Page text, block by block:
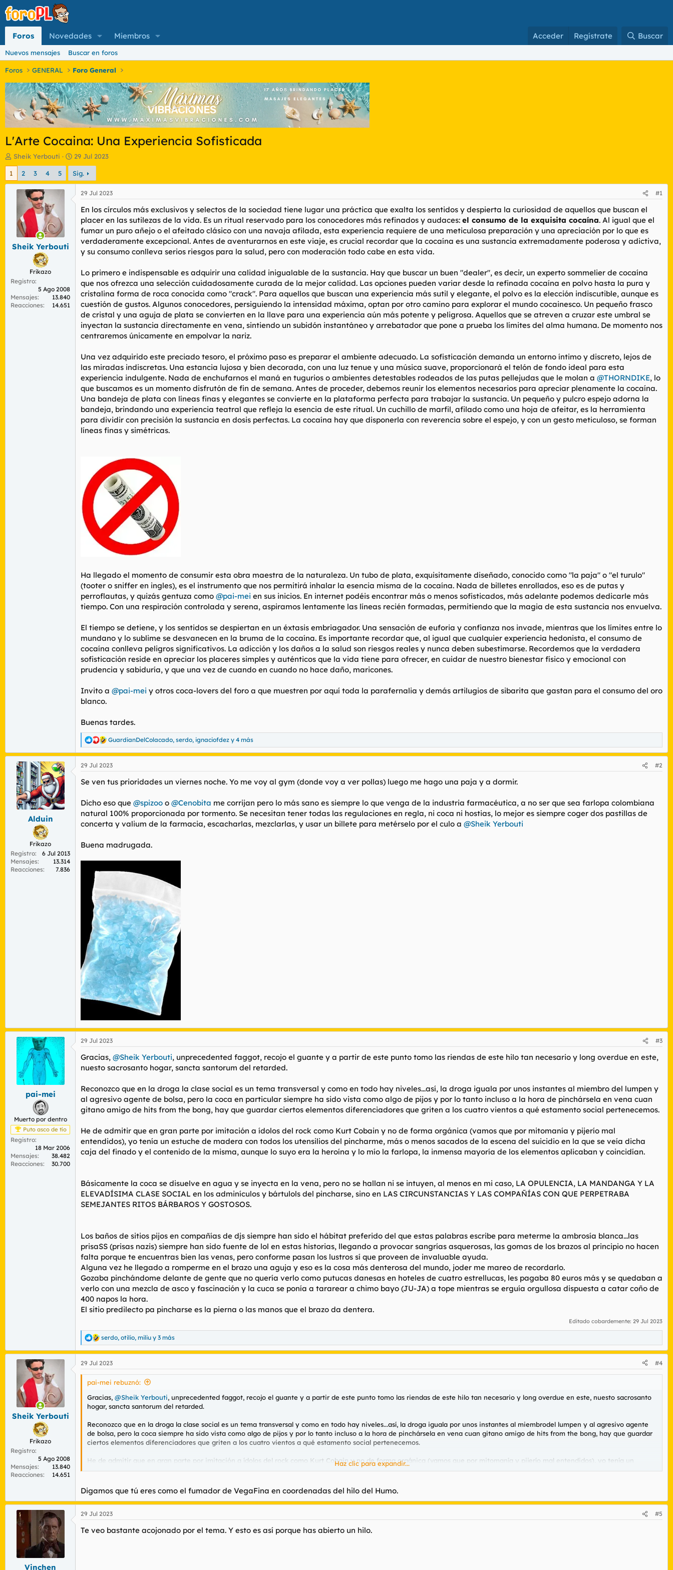
Foros Novedades Miembros Acceder Regístrate Buscar
Nuevos mensajes Buscar en foros
Foros GENERAL Foro General
L'Arte Cocaina: Una Experiencia Sofisticada
I
n
c
d
e
m
Sheik Yerbouti
F
e
c
h
d
29 Jul 2023
1 2 3 4 5 Sig.
Sheik Yerbouti
Frikazo
Registro
5 Ago 2008
Mensajes
13.840
Reacciones
14.651
29 Jul 2023 #1
En los círculos más exclusivos y selectos de la sociedad tiene lugar una práctica que exalta los sentidos y despierta la curiosidad de aquellos que buscan el
placer en las sutilezas de la vida. Es un ritual reservado para los conocedores más refinados y audaces: el consumo de la exquisita cocaína. Al igual que el
fumar un puro añejo o el afeitado clásico con una navaja afilada, esta experiencia requiere de una meticulosa preparación y una apreciación por lo que es
verdaderamente excepcional. Antes de aventurarnos en este viaje, es crucial recordar que la cocaína es una sustancia extremadamente poderosa y adictiva,
y su consumo conlleva serios riesgos para la salud, pero con moderación todo cabe en esta vida.
Lo primero e indispensable es adquirir una calidad inigualable de la sustancia. Hay que buscar un buen "dealer", es decir, un experto sommelier de cocaína
que nos ofrezca una selección cuidadosamente curada de la mejor calidad. Las opciones pueden variar desde la refinada cocaína en polvo hasta la pura y
cristalina forma de roca conocida como "crack". Para aquellos que buscan una experiencia más sutil y elegante, el polvo es la elección indiscutible, aunque es
cuestión de gustos. Algunos conocedores, persiguiendo la intensidad máxima, optan por otro camino para explorar el mundo cocainesco. Un pequeño frasco
de cristal y una aguja de plata se convierten en la llave para una experiencia aún más potente y peligrosa. Aquellos que se atreven a cruzar este umbral se
inyectan la sustancia directamente en vena, sintiendo un subidón instantáneo y arrebatador que pone a prueba los límites del alma humana. De momento nos
centraremos únicamente en empolvar la nariz.
Una vez adquirido este preciado tesoro, el próximo paso es preparar el ambiente adecuado. La sofisticación demanda un entorno íntimo y discreto, lejos de
las miradas indiscretas. Una estancia lujosa y bien decorada, con una luz tenue y una música suave, proporcionará el telón de fondo ideal para esta
experiencia indulgente. Nada de enchufarnos el maná en tugurios o ambientes detestables rodeados de las putas pellejudas que le molan a @THORNDIKE, lo
que buscamos es un momento disfrutón de fin de semana. Antes de proceder, debemos reunir los elementos necesarios para apreciar plenamente la cocaína.
Una bandeja de plata con líneas finas y elegantes se convierte en la plataforma perfecta para trabajar la sustancia. Un pequeño y pulcro espejo adorna la
bandeja, brindando una experiencia teatral que refleja la esencia de este ritual. Un cuchillo de marfil, afilado como una hoja de afeitar, es la herramienta
para dividir con precisión la sustancia en dosis perfectas. La cocaína hay que disponerla con reverencia sobre el espejo, y con un gesto meticuloso, se forman
líneas finas y simétricas.
Ha llegado el momento de consumir esta obra maestra de la naturaleza. Un tubo de plata, exquisitamente diseñado, conocido como "la paja" o "el turulo"
(tooter o sniffer en ingles), es el instrumento que nos permitirá inhalar la esencia misma de la cocaína. Nada de billetes enrollados, eso es de putas y
perroflautas, y quizás gentuza como @pai-mei en sus inicios. En internet podéis encontrar más o menos sofisticados, más adelante podemos dedicarle más
tiempo. Con una respiración controlada y serena, aspiramos lentamente las líneas recién formadas, permitiendo que la magia de esta sustancia nos envuelva.
El tiempo se detiene, y los sentidos se despiertan en un éxtasis embriagador. Una sensación de euforia y confianza nos invade, mientras que los límites entre lo
mundano y lo sublime se desvanecen en la bruma de la cocaína. Es importante recordar que, al igual que cualquier experiencia hedonista, el consumo de
cocaína conlleva peligros significativos. La adicción y los daños a la salud son riesgos reales y nunca deben subestimarse. Recordemos que la verdadera
sofisticación reside en apreciar los placeres simples y auténticos que la vida tiene para ofrecer, en cuidar de nuestro bienestar físico y emocional con
prudencia y sabiduría, y que una vez de cuando en cuando no hace daño, maricones.
Invito a @pai-mei y otros coca-lovers del foro a que muestren por aquí toda la parafernalia y demás artilugios de sibarita que gastan para el consumo del oro
blanco.
Buenas tardes.
R
e
a
c
i
n
e
s
:
GuardianDelColacado, serdo, ignaciofdez y 4 más
Alduin
Frikazo
Registro
6 Jul 2013
Mensajes
13.314
Reacciones
7.836
29 Jul 2023 #2
Se ven tus prioridades un viernes noche. Yo me voy al gym (donde voy a ver pollas) luego me hago una paja y a dormir.
Dicho eso que @spizoo o @Cenobita me corrijan pero lo más sano es siempre lo que venga de la industria farmacéutica, a no ser que sea farlopa colombiana
natural 100% proporcionada por tormento. Se necesitan tener todas las regulaciones en regla, ni coca ni hostias, lo mejor es siempre coger dos pastillas de
concerta y valium de la farmacia, escacharlas, mezclarlas, y usar un billete para metérselo por el culo a @Sheik Yerbouti
Buena madrugada.
pai-mei
Muerto por dentro
Puto asco de tío
Registro
18 Mar 2006
Mensajes
38.482
Reacciones
30.700
29 Jul 2023 #3
Gracias, @Sheik Yerbouti, unprecedented faggot, recojo el guante y a partir de este punto tomo las riendas de este hilo tan necesario y long overdue en este,
nuesto sacrosanto hogar, sancta santorum del retarded.
Reconozco que en la droga la clase social es un tema transversal y como en todo hay niveles...así, la droga iguala por unos instantes al miembro del lumpen y
al agresivo agente de bolsa, pero la coca en particular siempre ha sido vista como algo de pijos y por lo tanto incluso a la hora de pinchársela en vena cuan
gitano amigo de hits from the bong, hay que guardar ciertos elementos diferenciadores que griten a los cuatro vientos a qué estamento social pertenecemos.
He de admitir que en gran parte por imitación a ídolos del rock como Kurt Cobain y no de forma orgánica (vamos que por mitomanía y pijerío mal
entendidos), yo tenía un estuche de madera con todos los utensilios del pincharme, más o menos sacados de la escena del suicidio en la que se veía dicha
caja del finado y el contenido de la misma, aunque lo suyo era la heroína y lo mío la farlopa, la inmensa mayoría de los elementos aplicaban y coincidían.
Básicamente la coca se disuelve en agua y se inyecta en la vena, pero no se hallan ni se intuyen, al menos en mi caso, LA OPULENCIA, LA MANDANGA Y LA
ELEVADÍSIMA CLASE SOCIAL en los adminículos y bártulols del pincharse, sino en LAS CIRCUNSTANCIAS Y LAS COMPAÑÍAS CON QUE PERPETRABA
SEMEJANTES RITOS BÁRBAROS Y GOSTOSOS.
Los baños de sitios pijos en compañías de djs siempre han sido el hábitat preferido del que estas palabras escribe para meterme la ambrosía blanca...las
prisaSS (prisas nazis) siempre han sido fuente de lol en estas historias, llegando a provocar sangrías asquerosas, las gomas de los brazos al principio no hacen
falta porque te encuentras bien las venas, pero conforme pasan los lustros sí que proveen de invaluable ayuda.
Alguna vez he llegado a romperme en el brazo una aguja y eso es la cosa más denterosa del mundo, joder me mareo de recordarlo.
Gozaba pinchándome delante de gente que no quería verlo como putucas danesas en hoteles de cuatro estrellucas, les pagaba 80 euros más y se quedaban a
verlo con una mezcla de asco y fascinación y la cuca se ponía a tararear a chimo bayo (JU-JA) a tope mientras se erguía orgullosa dispuesta a catar coño de
400 napos la hora.
El sitio predilecto pa pincharse es la pierna o las manos que el brazo da dentera.
Editado cobardemente: 29 Jul 2023
R
e
a
c
c
n
serdo, otilio, miliu y 3 más
Sheik Yerbouti
Frikazo
Registro
5 Ago 2008
Mensajes
13.840
Reacciones
14.651
29 Jul 2023 #4
pai-mei rebuznó:
Gracias, @Sheik Yerbouti, unprecedented faggot, recojo el guante y a partir de este punto tomo las riendas de este hilo tan necesario y long overdue en este, nuesto sacrosanto
hogar, sancta santorum del retarded.
Reconozco que en la droga la clase social es un tema transversal y como en todo hay niveles...así, la droga iguala por unos instantes al miembrodel lumpen y al agresivo agente
de bolsa, pero la coca siempre ha sido vista como algo de pijos y por lo tanto incluso a la hora de pinchársela en vena cuan gitano amigo de hits from the bong, hay que guardar
ciertos elementos diferenciadores que griten a los cuatro vientos a qué estamento social pertenecemos.
He de admitir que en gran parte por imitación a ídolos del rock como Kurt Cobain y no de forma orgánica (vamos que por mitomanía y pijerío mal entendidos), yo tenía un
estuche de madera con todos los utensilios del pincharme, más o menos sacados de la escena del suicidio en la que se veía dicha caja del finado y el contenido de la misma,
Básicamente la coca se disuelve en agua y se inyecta en la vena, pero no se hallan ni se intuyen, al menos en mi caso, LA OPULENCIA, LA MANDANGA Y LA ELEVADÍSIMA
CLASE SOCIAL en los adminículos y bártulols del pincharse, sino en LAS CIRCUNSTANCIAS Y LAS COMPAÑÍAS CON QUE PERPETRABA SEMEJANTES RITOS BÁRBAROS Y
Haz clic para expandir...
Digamos que tú eres como el fumador de VegaFina en coordenadas del hilo del Humo.
Vinchen
29 Jul 2023 #5
Te veo bastante acojonado por el tema. Y esto es así porque has abierto un hilo.